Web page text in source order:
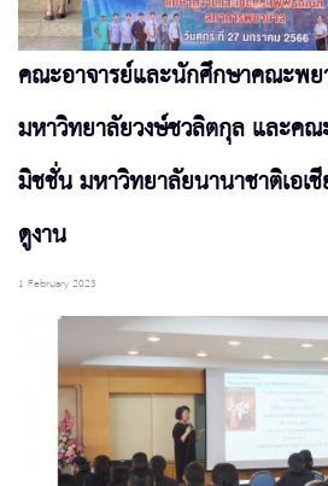
คณะอาจารย์และนักศึกษาคณะพ
มหาวิทยาลัยวงษ์ชวลิตกุล และค
มิชชั่น มหาวิทยาลัยนานาชาติเอเ
ดูงาน
1 February 2023